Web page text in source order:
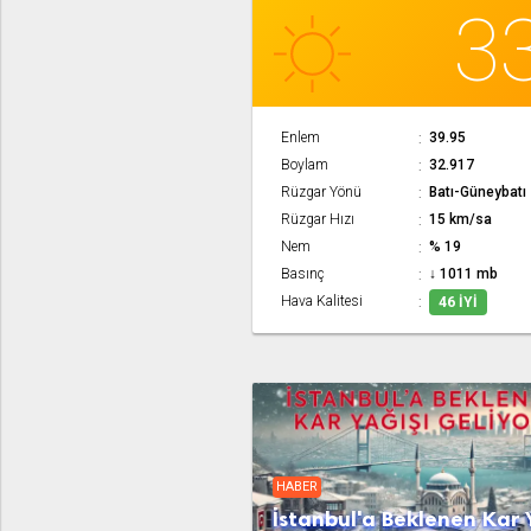
Enlem
39.95
Boylam
32.917
Rüzgar Yönü
Batı-Güneybatı
Rüzgar Hızı
15 km/sa
Nem
% 19
Basınç
↓ 1011 mb
Hava Kalitesi
46 İYI
HABER
İstanbul'a Beklenen Kar